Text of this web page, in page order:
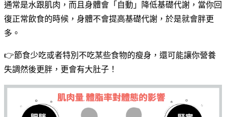
通常是水跟肌肉，而且身體會「自動」降低基礎代謝，當你回
復正常飲食的時候，身體不會提高基礎代謝，於是就會胖更
多。
👉節食少吃或者特別不吃某些食物的瘦身，還可能讓你營養
失調然後更胖，更會有大肚子！